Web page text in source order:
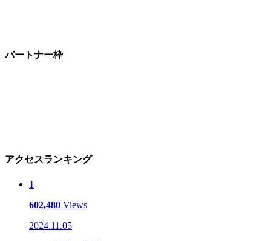
パートナー枠
アクセスランキング
1
602,480 Views
2024.11.05